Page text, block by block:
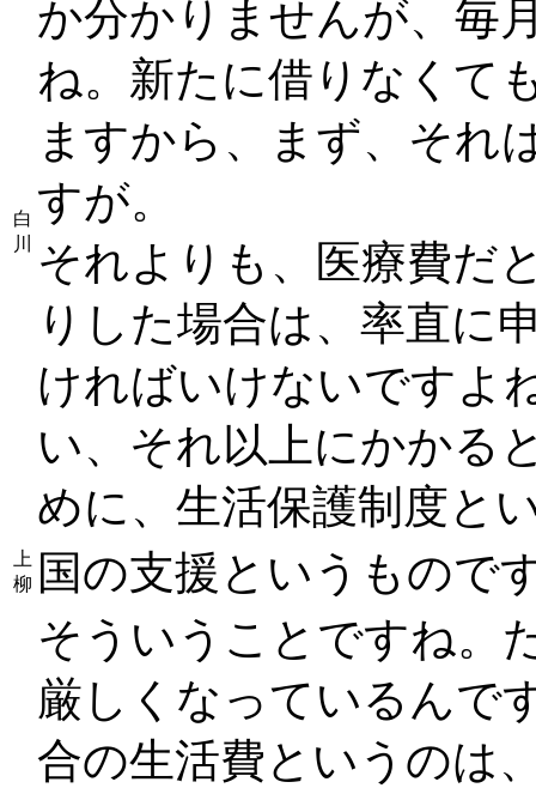
白
川
か分かりませんが、毎
ね。新たに借りなくて
ますから、まず、それ
すが。
それよりも、医療費だ
りした場合は、率直に
ければいけないですよ
い、それ以上にかかる
めに、生活保護制度と
上
柳 国の支援というもので
そういうことですね。
厳しくなっているんで
合の生活費というのは